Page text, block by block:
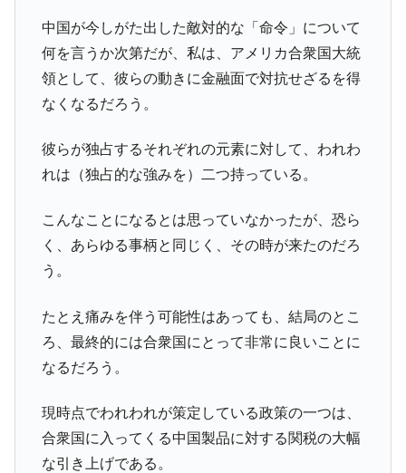
中国が今しがた出した敵対的な「命令」について
何を言うか次第だが、私は、アメリカ合衆国大統
領として、彼らの動きに金融面で対抗せざるを得
なくなるだろう。
彼らが独占するそれぞれの元素に対して、われわ
れは（独占的な強みを）二つ持っている。
こんなことになるとは思っていなかったが、恐ら
く、あらゆる事柄と同じく、その時が来たのだろ
う。
たとえ痛みを伴う可能性はあっても、結局のとこ
ろ、最終的には合衆国にとって非常に良いことに
なるだろう。
現時点でわれわれが策定している政策の一つは、
合衆国に入ってくる中国製品に対する関税の大幅
な引き上げである。